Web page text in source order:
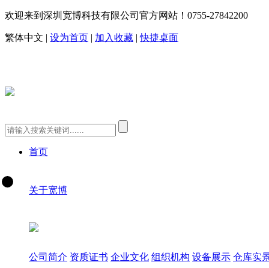
欢迎来到深圳宽博科技有限公司官方网站！ 0755-27842200
繁体中文 | 设为首页 | 加入收藏 |快捷桌面
首页
关于宽博
公司简介 资质证书 企业文化 组织机构 设备展示 仓库实